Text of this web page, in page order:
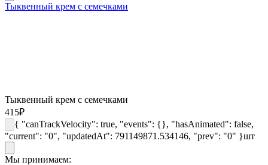
Тыквенный крем с семечками
Тыквенный крем с семечками
415₽
{ "canTrackVelocity": true, "events": {}, "hasAnimated": false,
"current": "0", "updatedAt": 791149871.534146, "prev": "0" }шт
Мы принимаем: